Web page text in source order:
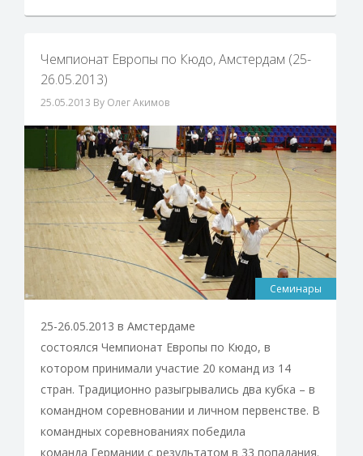
Чемпионат Европы по Кюдо, Амстердам (25-
26.05.2013)
25.05.2013 By Олег Акимов
Семинары
25-26.05.2013 в Амстердаме
состоялся Чемпионат Европы по Кюдо, в
котором принимали участие 20 команд из 14
стран. Традиционно разыгрывались два кубка – в
командном соревновании и личном первенстве. В
командных соревнованиях победила
команда Германии с результатом в 33 попадания.